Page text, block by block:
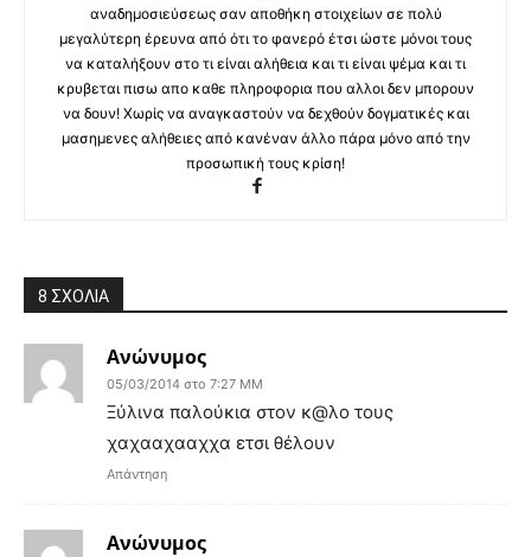
αναδημοσιεύσεως σαν αποθήκη στοιχείων σε πολύ
μεγαλύτερη έρευνα από ότι το φανερό έτσι ώστε μόνοι τους
να καταλήξουν στο τι είναι αλήθεια και τι είναι ψέμα και τι
κρυβεται πισω απο καθε πληροφορια που αλλοι δεν μπορουν
να δουν! Χωρίς να αναγκαστούν να δεχθούν δογματικές και
μασημενες αλήθειες από κανέναν άλλο πάρα μόνο από την
προσωπική τους κρίση!
8 ΣΧΟΛΙΑ
Ανώνυμος
05/03/2014 στο 7:27 ΜΜ
Ξύλινα παλούκια στον κ@λο τους
χαχααχααχχα ετσι θέλουν
Απάντηση
Ανώνυμος